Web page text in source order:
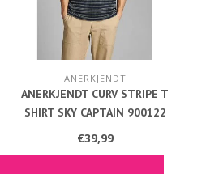
ANERKJENDT
ANERKJENDT CURV STRIPE T
SHIRT SKY CAPTAIN 900122
€39,99